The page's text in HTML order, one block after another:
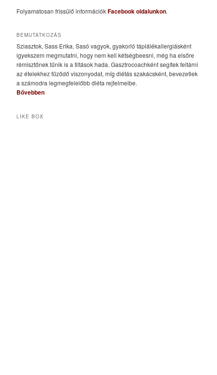
Folyamatosan frissülő információkFacebook oldalunkon.
BEMUTATKOZÁS
Sziasztok, Sass Erika, Sasó vagyok, gyakorló táplálékallergiásként
igyekszem megmutatni, hogy nem kell kétségbeesni, még ha elsőre
rémisztőnek tűnik is a tiltások hada. Gasztrocoachként segítek feltárni
az ételekhez fűződő viszonyodat, míg diétás szakácsként, bevezetlek
a számodra legmegfelelőbb diéta rejtelmeibe.
Bővebben
LIKE BOX